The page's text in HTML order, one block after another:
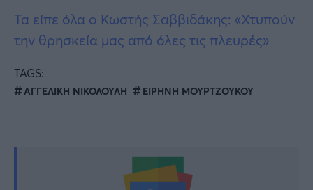
Τα είπε όλα ο Κωστής Σαββιδάκης: «Χτυπούν
την θρησκεία μας από όλες τις πλευρές»
TAGS:
ΑΓΓΕΛΙΚΗ ΝΙΚΟΛΟΥΛΗ ΕΙΡΗΝΗ ΜΟΥΡΤΖΟΥΚΟΥ